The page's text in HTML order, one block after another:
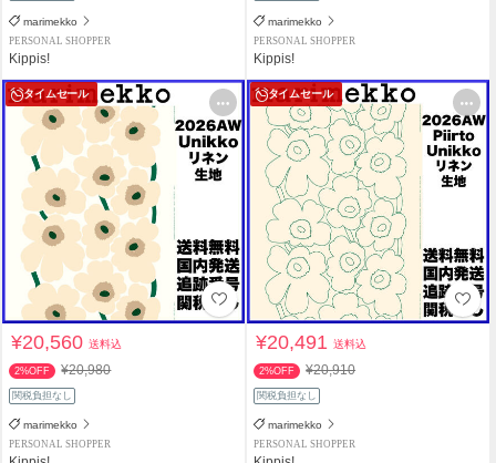
marimekko
PERSONAL SHOPPER
Kippis!
marimekko
PERSONAL SHOPPER
Kippis!
タイムセール
¥20,560送料込
2%OFF ¥20,980
関税負担なし
marimekko
PERSONAL SHOPPER
タイムセール
¥20,491送料込
2%OFF ¥20,910
関税負担なし
marimekko
PERSONAL SHOPPER